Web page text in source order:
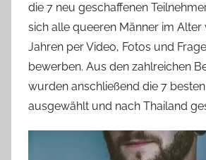
die 7 neu geschaffenen
sich alle queeren Männer im Alter
Jahren per Video, Fotos und
bewerben. Aus den zahlreichen
wurden anschließend die 7
ausgewählt und nach Thailand